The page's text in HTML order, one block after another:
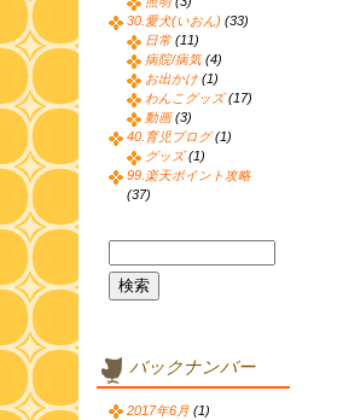
30.愛犬(いおん) (33)
日常 (11)
病院/病気 (4)
お出かけ (1)
わんこグッズ(17)
動画(3)
40.育児ブログ(1)
グッズ(1)
99.楽天ポイント攻略
(37)
バックナンバー
2017年6月 (1)